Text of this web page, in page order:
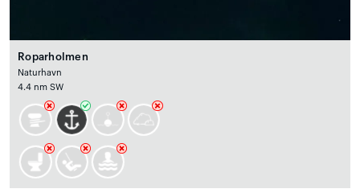
Roparholmen
Naturhavn
4.4 nm SW